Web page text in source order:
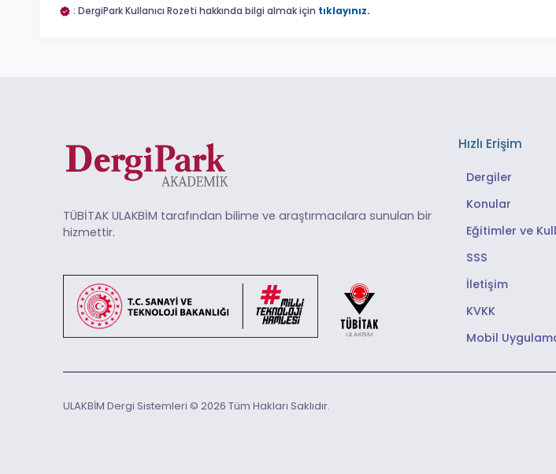
: DergiPark Kullanıcı Rozeti hakkında bilgi almak için tıklayınız.
TÜBİTAK ULAKBİM tarafından bilime ve araştırmacılara sunulan bir
hizmettir.
Hızlı Erişim
Dergiler
Konular
Eğitimler ve
SSS
İletişim
KVKK
Mobil
ULAKBİM Dergi Sistemleri © 2026 Tüm Hakları Saklıdır.